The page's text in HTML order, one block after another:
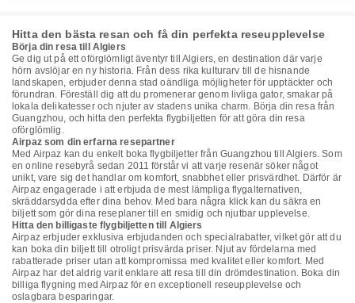
Hitta den bästa resan och få din perfekta reseupplevelse
Börja din resa till Algiers
Ge dig ut på ett oförglömligt äventyr till Algiers, en destination där varje
hörn avslöjar en ny historia. Från dess rika kulturarv till de hisnande
landskapen, erbjuder denna stad oändliga möjligheter för upptäckter och
förundran. Föreställ dig att du promenerar genom livliga gator, smakar på
lokala delikatesser och njuter av stadens unika charm. Börja din resa från
Guangzhou, och hitta den perfekta flygbiljetten för att göra din resa
oförglömlig.
Airpaz som din erfarna resepartner
Med Airpaz kan du enkelt boka flygbiljetter från Guangzhou till Algiers. Som
en online resebyrå sedan 2011 förstår vi att varje resenär söker något
unikt, vare sig det handlar om komfort, snabbhet eller prisvärdhet. Därför är
Airpaz engagerade i att erbjuda de mest lämpliga flygalternativen,
skräddarsydda efter dina behov. Med bara några klick kan du säkra en
biljett som gör dina reseplaner till en smidig och njutbar upplevelse.
Hitta den billigaste flygbiljetten till Algiers
Airpaz erbjuder exklusiva erbjudanden och specialrabatter, vilket gör att du
kan boka din biljett till otroligt prisvärda priser. Njut av fördelarna med
rabatterade priser utan att kompromissa med kvalitet eller komfort. Med
Airpaz har det aldrig varit enklare att resa till din drömdestination. Boka din
billiga flygning med Airpaz för en exceptionell reseupplevelse och
oslagbara besparingar.